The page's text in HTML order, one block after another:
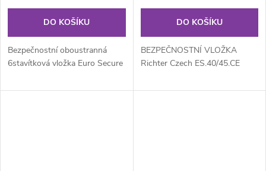
DO KOŠÍKU
Bezpečnostní oboustranná
6stavítková vložka Euro Secure
DO KOŠÍKU
BEZPEČNOSTNÍ VLOŽKA
Richter Czech ES.40/45.CE